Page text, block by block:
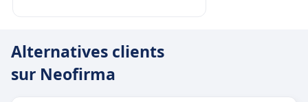
Alternatives clients
sur Neofirma